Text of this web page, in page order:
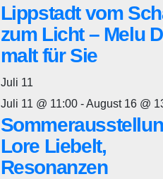
Lippstadt vom
zum Licht – Melu
malt für Sie
Juli 11
Juli 11 @ 11:00-August 16 @
Lore Liebelt,
Resonanzen